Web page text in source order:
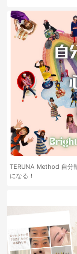
TERUNA Method 自分軸ファッションを 思いきり楽しめるわたし
になる！